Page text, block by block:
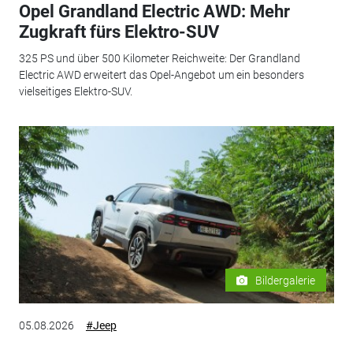
Opel Grandland Electric AWD: Mehr
Zugkraft fürs Elektro-SUV
325 PS und über 500 Kilometer Reichweite: Der Grandland
Electric AWD erweitert das Opel-Angebot um ein besonders
vielseitiges Elektro-SUV.
Bildergalerie
05.08.2026 #Jeep